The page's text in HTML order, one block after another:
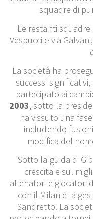
squadre di
Le restanti
Vespucci e via
La società ha
successi
partecipato ai
2003, sotto la
ha vissuto una
includendo
modifica del
Sotto la guida di
crescita e sul
allenatori e giocatori
con il Milan e la
Sandretto. La